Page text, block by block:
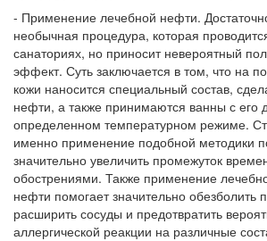
- Применение лечебной нефти.
необычная процедура, которая
санаториях, но приносит невероятный
эффект. Суть заключается в том, что на
кожи наносится специальный состав,
нефти, а также принимаются ванны с его
определенном температурном режиме.
именно применение подобной методики
значительно увеличить промежуток
обострениями. Также применение
нефти помогает значительно обезболить
расширить сосуды и предотвратить
аллергической реакции на различные